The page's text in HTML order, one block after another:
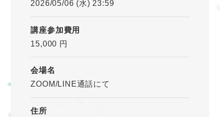
2026/05/06 (水) 23:59
講座参加費用
15,000 円
会場名
ZOOM/LINE通話にて
住所